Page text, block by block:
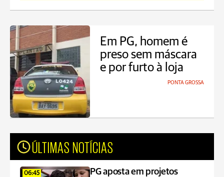
Em PG, homem é
preso sem máscara
e por furto à loja
PONTA GROSSA
ÚLTIMAS NOTÍCIAS
06:45
PG aposta em projetos